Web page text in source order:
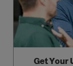
Get Your